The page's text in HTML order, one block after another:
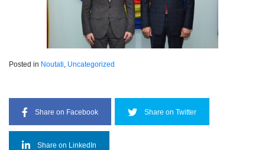
Posted in Noutati Uncategorized
Share on Facebook Share on Twitter
Share on LinkedIn